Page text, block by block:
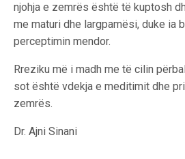
njohja e zemrës është të kuptosh
me maturi dhe largpamësi, duke ia
perceptimin mendor.
Rreziku më i madh me të cilin
sot është vdekja e meditimit dhe
zemrës.
Dr. Ajni Sinani